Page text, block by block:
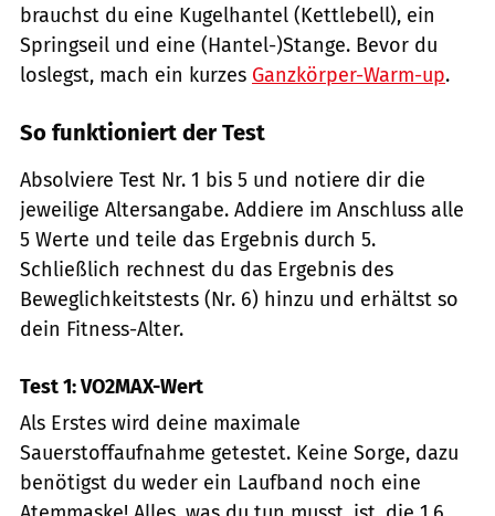
brauchst du eine Kugelhantel (Kettlebell), ein
Springseil und eine (Hantel-)Stange. Bevor du
loslegst, mach ein kurzes Ganzkörper-Warm-up.
So funktioniert der Test
Absolviere Test Nr. 1 bis 5 und notiere dir die
jeweilige Altersangabe. Addiere im Anschluss alle
5 Werte und teile das Ergebnis durch 5.
Schließlich rechnest du das Ergebnis des
Beweglichkeitstests (Nr. 6) hinzu und erhältst so
dein Fitness-Alter.
Test 1: VO2MAX-Wert
Als Erstes wird deine maximale
Sauerstoffaufnahme getestet. Keine Sorge, dazu
benötigst du weder ein Laufband noch eine